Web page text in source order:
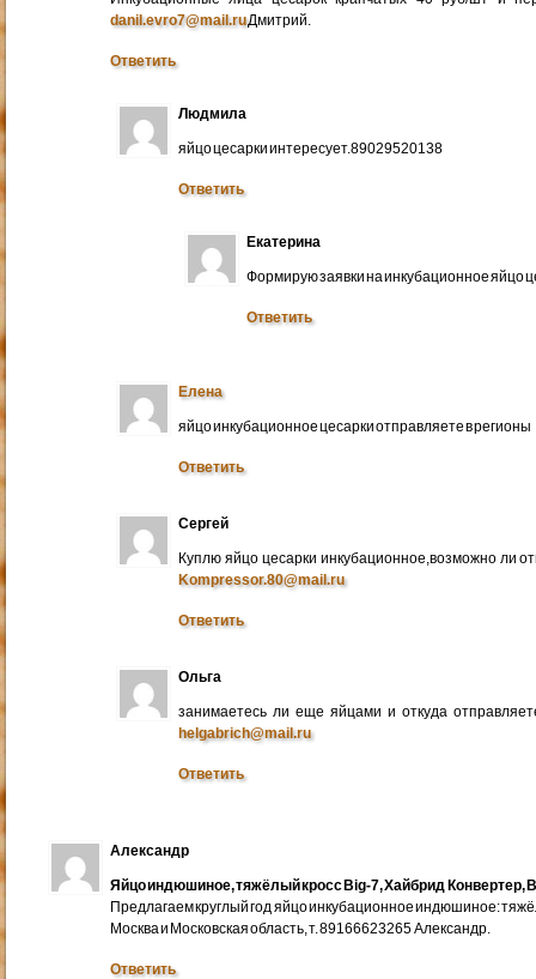
danil.evro7@mail.ruДмитрий.
Ответить
Людмила
яйцо цесарки интересует.89029520138
Ответить
Екатерина
Формирую заявки на инкубационное яйцо
Ответить
Елена
яйцо инкубационное цесарки отправляете в регионы
Ответить
Сергей
Куплю яйцо цесарки инкубационное,возможно ли
Kompressor.80@mail.ru
Ответить
Ольга
занимаетесь ли еще яйцами и откуда
helgabrich@mail.ru
Ответить
Александр
Яйцо индюшиное, тяжёлый кросс Big-7, Хайбрид Конвертер,
Предлагаем круглый год яйцо инкубационное индюшиное:
Москва и Московская область, т. 89166623265 Александр.
Ответить